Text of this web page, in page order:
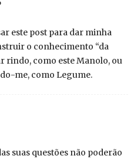
este post para dar minha
o conhecimento “da
rindo, como este Manolo, ou
me, como Legume.
suas questões não poderão